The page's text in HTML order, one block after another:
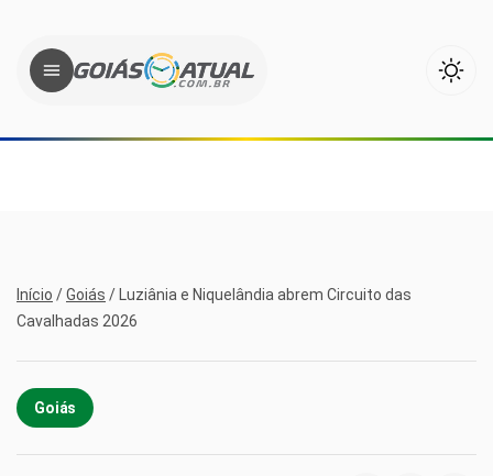
Início /Goiás / Luziânia e Niquelândia abrem Circuito das
Cavalhadas 2026
Goiás